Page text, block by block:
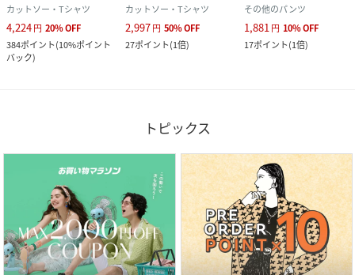
カットソー・Tシャツ
4,224円 20%OFF
384ポイント(10%ポイント
バック)
カットソー・Tシャツ
2,997円 50%OFF
27ポイント(1倍)
その他のパンツ
1,881 円 10%OFF
17ポイント(1倍)
トピックス